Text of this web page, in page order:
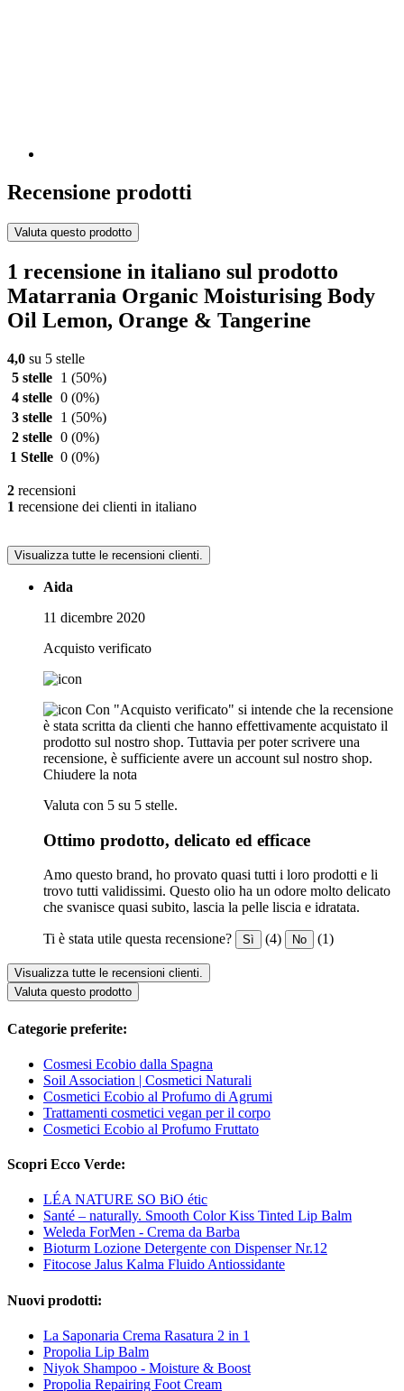
Recensione prodotti
Valuta questo prodotto
1 recensione in italiano sul prodotto
Matarrania Organic Moisturising Body
Oil Lemon, Orange & Tangerine
4,0 su 5 stelle
5 stelle
1 (50%)
4 stelle 0 (0%)
3 stelle
1 (50%)
2 stelle 0 (0%)
1 Stelle 0 (0%)
2 recensioni
1 recensione dei clienti in italiano
Visualizza tutte le recensioni clienti.
Aida
11 dicembre 2020
Acquisto verificato
Con "Acquisto verificato" si intende che la recensione
è stata scritta da clienti che hanno effettivamente acquistato il
prodotto sul nostro shop. Tuttavia per poter scrivere una
recensione, è sufficiente avere un account sul nostro shop.
Chiudere la nota
Valuta con 5 su 5 stelle.
Ottimo prodotto, delicato ed efficace
Amo questo brand, ho provato quasi tutti i loro prodotti e li
trovo tutti validissimi. Questo olio ha un odore molto delicato
che svanisce quasi subito, lascia la pelle liscia e idratata.
Ti è stata utile questa recensione? Sì (4) No (1)
Visualizza tutte le recensioni clienti.
Valuta questo prodotto
Categorie preferite:
Cosmesi Ecobio dalla Spagna
Soil Association | Cosmetici Naturali
Cosmetici Ecobio al Profumo di Agrumi
Trattamenti cosmetici vegan per il corpo
Cosmetici Ecobio al Profumo Fruttato
Scopri Ecco Verde:
LÉA NATURE SO BiO étic
Santé – naturally. Smooth Color Kiss Tinted Lip Balm
Weleda ForMen - Crema da Barba
Bioturm Lozione Detergente con Dispenser Nr.12
Fitocose Jalus Kalma Fluido Antiossidante
Nuovi prodotti:
La Saponaria Crema Rasatura 2 in 1
Propolia Lip Balm
Niyok Shampoo - Moisture & Boost
Propolia Repairing Foot Cream